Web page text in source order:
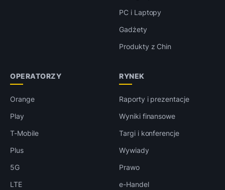
PC i Laptopy
Gadżety
Produkty z Chin
OPERATORZY
Orange
Play
T-Mobile
Plus
5G
LTE
RYNEK
Raporty i prezentacje
Wyniki finansowe
Targi i konferencje
Wywiady
Prawo
e-Handel